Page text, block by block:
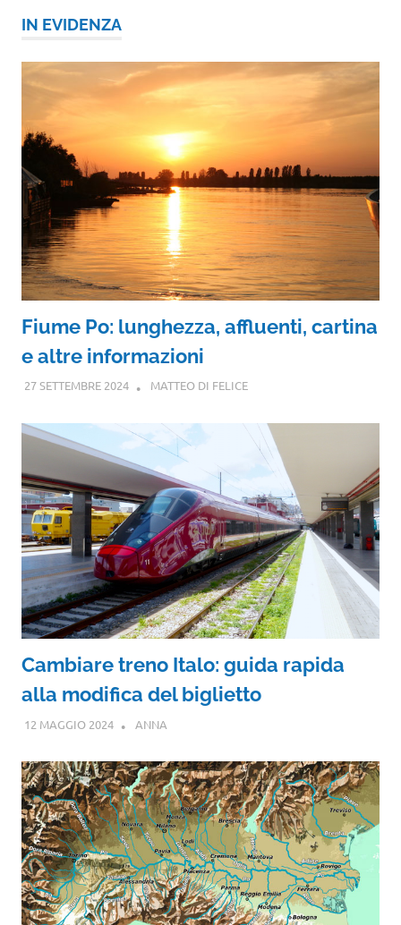
IN EVIDENZA
Fiume Po: lunghezza, affluenti, cartina
e altre informazioni
27 SETTEMBRE 2024 MATTEO DI FELICE
Cambiare treno Italo: guida rapida
alla modifica del biglietto
12 MAGGIO 2024 ANNA